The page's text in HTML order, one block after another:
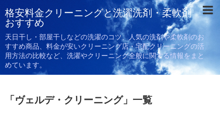
格安料金クリーニングと洗濯洗剤・柔軟剤
おすすめ
天日干し・部屋干しなどの洗濯のコツ、人気の洗剤や柔軟剤のお
すすめ商品、料金が安いクリーニング店・宅配クリーニングの活
用方法の比較など、洗濯やクリーニング全般に関する情報をまと
めています。
「 ヴェルデ・クリーニング」 一覧